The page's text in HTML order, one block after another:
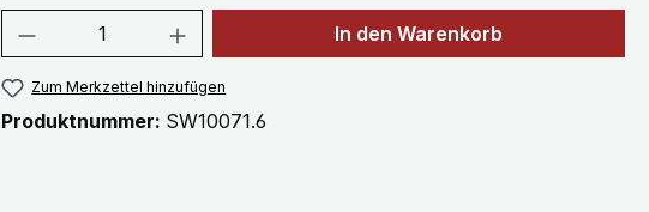
Produkt Anzahl: Gib den gewünschten Wert
In den Warenkorb
Zum Merkzettel hinzufügen
Produktnummer: SW10071.6